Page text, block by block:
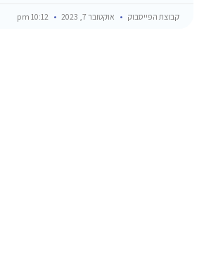
קבוצת הפייסבוק אוקטובר 7, 2023